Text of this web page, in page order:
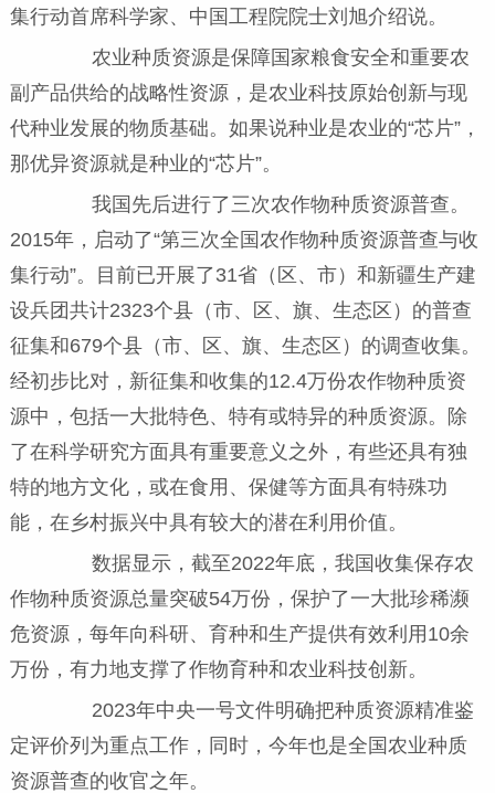
集行动首席科学家、中国工程院院士刘旭介绍说。
农业种质资源是保障国家粮食安全和重要农
副产品供给的战略性资源，是农业科技原始创新与现
代种业发展的物质基础。如果说种业是农业的“芯片”，
那优异资源就是种业的“芯片”。
我国先后进行了三次农作物种质资源普查。
2015年，启动了“第三次全国农作物种质资源普查与收
集行动”。目前已开展了31省（区、市）和新疆生产建
设兵团共计2323个县（市、区、旗、生态区）的普查
征集和679个县（市、区、旗、生态区）的调查收集。
经初步比对，新征集和收集的12.4万份农作物种质资
源中，包括一大批特色、特有或特异的种质资源。除
了在科学研究方面具有重要意义之外，有些还具有独
特的地方文化，或在食用、保健等方面具有特殊功
能，在乡村振兴中具有较大的潜在利用价值。
数据显示，截至2022年底，我国收集保存农
作物种质资源总量突破54万份，保护了一大批珍稀濒
危资源，每年向科研、育种和生产提供有效利用10余
万份，有力地支撑了作物育种和农业科技创新。
2023年中央一号文件明确把种质资源精准鉴
定评价列为重点工作，同时，今年也是全国农业种质
资源普查的收官之年。